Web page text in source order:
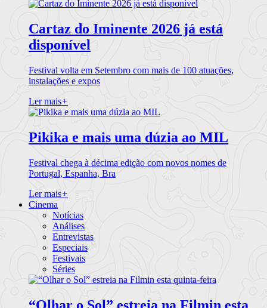
Cartaz do Iminente 2026 já está
disponível
Festival volta em Setembro com mais de 100 atuações,
instalações e expos
Ler mais+
Pikika e mais uma dúzia ao MIL
Festival chega à décima edição com novos nomes de
Portugal, Espanha, Bra
Ler mais+
Cinema
Notícias
Análises
Entrevistas
Especiais
Festivais
Séries
“Olhar o Sol” estreia na Filmin esta